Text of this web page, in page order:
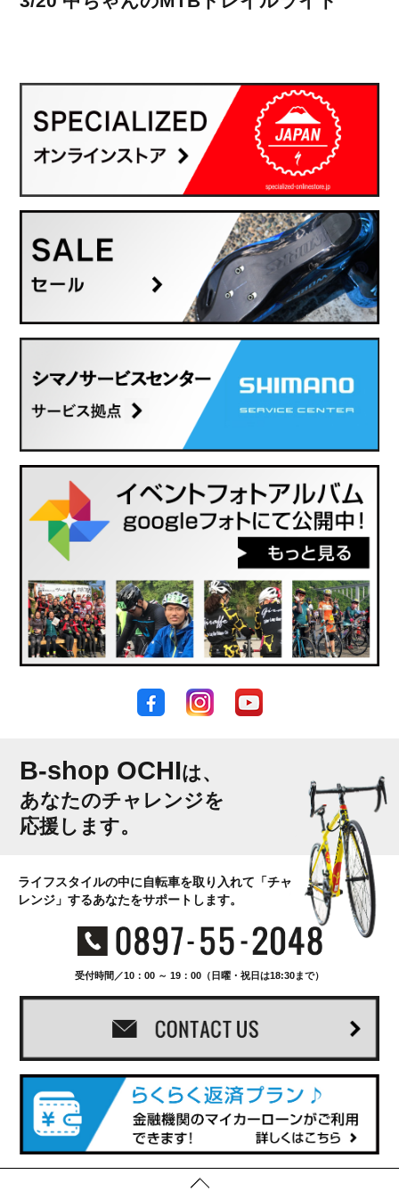
B-shop OCHIは、
あなたのチャレンジを
応援します。
ライフスタイルの中に自転車を取り入れて「チャ
レンジ」するあなたをサポートします。
受付時間／10：00 ～ 19：00（日曜・祝日は18:30まで）